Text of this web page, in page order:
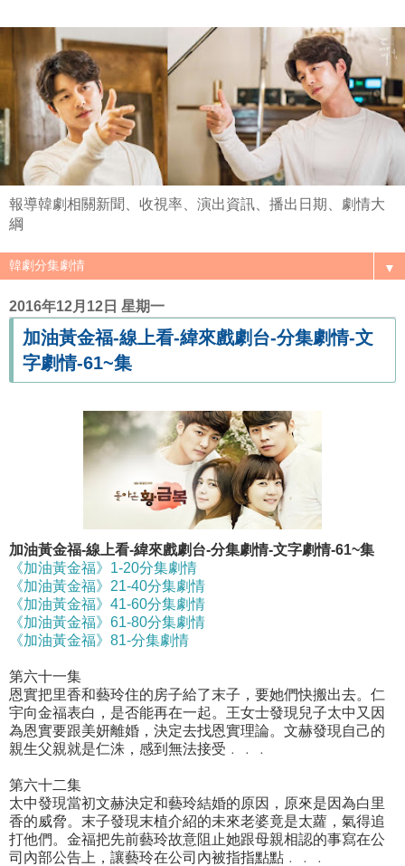
報導韓劇相關新聞、收視率、演出資訊、播出日期、劇情大
綱
▼
2016年12月12日 星期一
加油黃金福-線上看-緯來戲劇台-分集劇情-文
字劇情-61~集
加油黃金福-線上看-緯來戲劇台-分集劇情-文字劇情-61~集
《加油黃金福》1-20分集劇情
《加油黃金福》21-40分集劇情
《加油黃金福》41-60分集劇情
《加油黃金福》61-80分集劇情
《加油黃金福》81-分集劇情
第六十一集
恩實把里香和藝玲住的房子給了末子，要她們快搬出去。仁
宇向金福表白，是否能再在一起。王女士發現兒子太中又因
為恩實要跟美妍離婚，決定去找恩實理論。文赫發現自己的
親生父親就是仁洙，感到無法接受﹒﹒﹒
第六十二集
太中發現當初文赫決定和藝玲結婚的原因，原來是因為白里
香的威脅。末子發現末植介紹的未來老婆竟是太蘿，氣得追
打他們。金福把先前藝玲故意阻止她跟母親相認的事寫在公
司內部公告上，讓藝玲在公司內被指指點點﹒﹒﹒